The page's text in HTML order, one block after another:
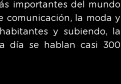
importantes del mundo
comunicación, la moda y
y subiendo, la
día se hablan casi 300